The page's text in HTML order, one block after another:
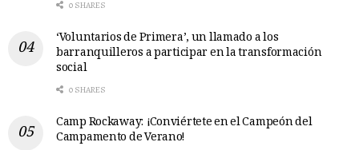
0 SHARES
‘Voluntarios de Primera’, un llamado a los
barranquilleros a participar en la transformación
social
0 SHARES
Camp Rockaway: ¡Conviértete en el Campeón del
Campamento de Verano!